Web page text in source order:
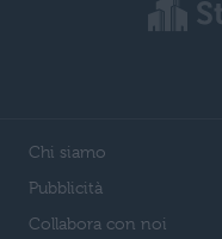
Chi siamo
Pubblicità
Collabora con noi